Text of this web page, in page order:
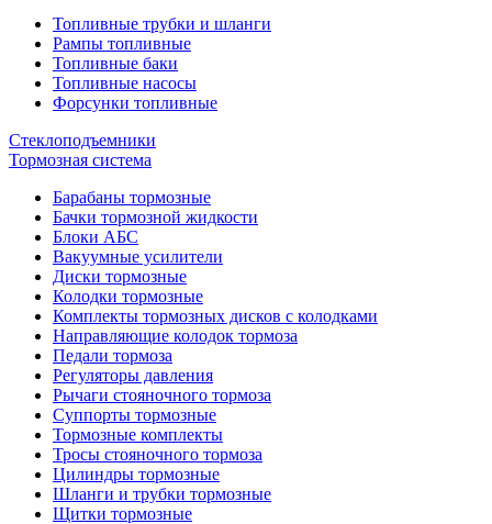
Топливные трубки и шланги
Рампы топливные
Топливные баки
Топливные насосы
Форсунки топливные
Стеклоподъемники
Тормозная система
Барабаны тормозные
Бачки тормозной жидкости
Блоки АБС
Вакуумные усилители
Диски тормозные
Колодки тормозные
Комплекты тормозных дисков с колодками
Направляющие колодок тормоза
Педали тормоза
Регуляторы давления
Рычаги стояночного тормоза
Суппорты тормозные
Тормозные комплекты
Тросы стояночного тормоза
Цилиндры тормозные
Шланги и трубки тормозные
Щитки тормозные